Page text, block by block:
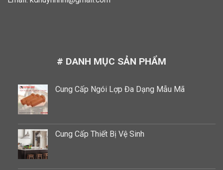
# DANH MỤC SẢN PHẨM
Cung Cấp Ngói Lợp Đa Dạng Mẫu Mã
Cung Cấp Thiết Bị Vệ Sinh